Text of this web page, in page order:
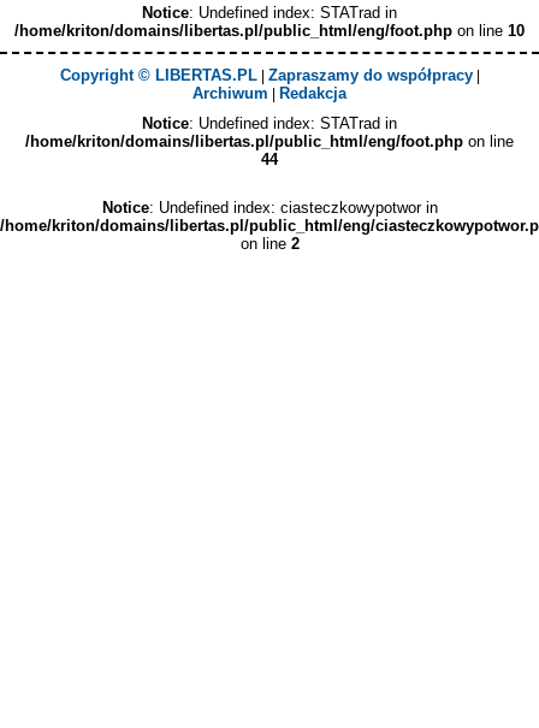
Notice: Undefined index: STATrad in
/home/kriton/domains/libertas.pl/public_html/eng/foot.php on line 10
Copyright © LIBERTAS.PL| Zapraszamy do współpracy|
Archiwum
Redakcja
Notice: Undefined index: STATrad in
/home/kriton/domains/libertas.pl/public_html/eng/foot.php on line
44
Notice: Undefined index: ciasteczkowypotwor in
/home/kriton/domains/libertas.pl/public_html/eng/
on line 2